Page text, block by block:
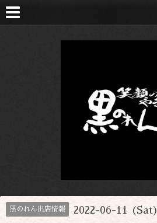
黒のれん出店情報 2022-06-11 (Sat)